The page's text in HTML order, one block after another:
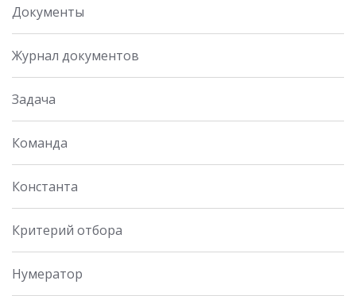
Документы
Журнал документов
Задача
Команда
Константа
Критерий отбора
Нумератор